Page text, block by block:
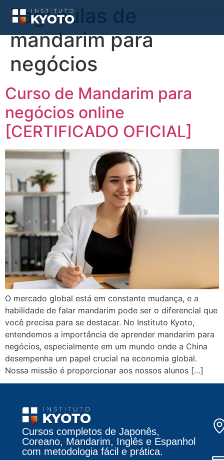
Tag:aulas de
mandarim para
negócios
Curso de Mandarim para
negócios online
[CERTIFICADO OFICIAL]
O mercado global está em constante mudança, e a
habilidade de falar mandarim pode ser o diferencial que
você precisa para se destacar. No Instituto Kyoto,
entendemos a importância de aprender mandarim para
negócios, especialmente em um mundo onde a China
desempenha um papel crucial na economia global.
Nossa missão é proporcionar aos nossos alunos […]
Cursos completos de Japonês,
Coreano, Mandarim, Inglês e Espanhol
com metodologia fácil e prática.